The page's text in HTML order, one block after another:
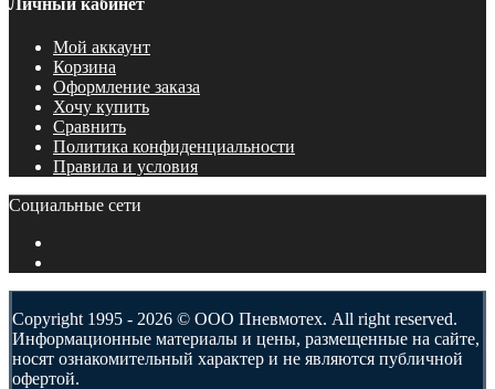
Мой аккаунт
Корзина
Оформление заказа
Хочу купить
Сравнить
Политика конфиденциальности
Правила и условия
Социальные сети
Copyright 1995 - 2026 © ООО Пневмотех. All right reserved.
Информационные материалы и цены, размещенные на сайте,
носят ознакомительный характер и не являются публичной
офертой.